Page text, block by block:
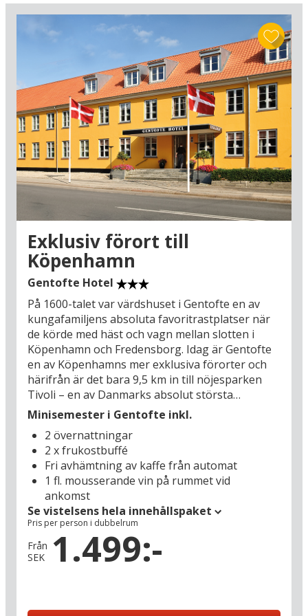
du ha en aktiv semester kan du i Österrike kombinera vandring,
SPA och bergsmiljöer.
Kristi himmelsfärdshelgen ger dig flexibilitet att välja ankomstdag
och vistelsens längd, så du kan planera semestern precis som du
vill. Njut av lyx och avkoppling på hotell med SPA, wellness och
pool, eller utforska lokala sevärdheter, natur och kultur. Det är
också en idealisk möjlighet för en mini-getaway med vänner,
familj eller ensam, där du kan samla energi och skapa minnen.
En semester för alla
Oavsett om du föredrar en stadssemester, natur, aktiv semester
eller wellness, hittar du ett brett utbud av hotell för Kristi
himmelsfärdshelgen som kombinerar komfort, upplevelser och
frihet att planera din egen semester. Få ut det mesta av en helg
Exklusiv förort till
Köpenhamn
Gentofte Hotel
På 1600-talet var värdshuset i Gentofte en av
kungafamiljens absoluta favoritrastplatser när
de körde med häst och vagn mellan slotten i
Köpenhamn och Fredensborg. Idag är Gentofte
en av Köpenhamns mer exklusiva förorter och
härifrån är det bara 9,5 km in till nöjesparken
Tivoli – en av Danmarks absolut största
turistattraktioner. Gentofte Hotel har över 350
eller inte) på genomresa, men det är inte något
dammigt hotell som väntar – nej här har man
moderniserat faciliteterna under årens gång och
du kan se fram emot en komfortabel och ljus
inredning. Du bor centralt på huvudgatan i
Gentofte med fina fördelar som gratis parkering,
närhet till restauranger och butiker samt till
lokaltåget, som snabbt och enkelt kör dig in till
hjärtat av Köpenhamn.
frukostbuffé på hotellet. Tillhör du dem som
Minisemester i Gentofte inkl.
2 övernattningar
2 x frukostbuffé
Fri avhämtning av kaffe från automat
1 fl. mousserande vin på rummet vid
ankomst
Se vistelsens hela innehållspaket
Pris per person i dubbelrum
Från
SEK
1.499:-